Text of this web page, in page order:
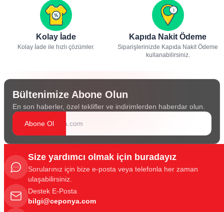
Kolay İade
Kolay İade ile hızlı çözümler.
Kapıda Nakit Ödeme
Siparişlerinizde Kapıda Nakit Ödeme
kullanabilirsiniz.
Bültenimize Abone Olun
En son haberler, özel teklifler ve indirimlerden haberdar olun.
Abone Ol
Size yardımcı olmak için buradayız
Sorularınız için bize e-posta veya telefonla her zaman
ulaşabilirsiniz.
Destek E-Posta
bilgi@ceponya.com